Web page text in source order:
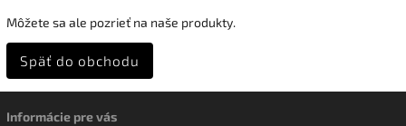
Môžete sa ale pozrieť na naše produkty.
Späť do obchodu
Informácie pre vás